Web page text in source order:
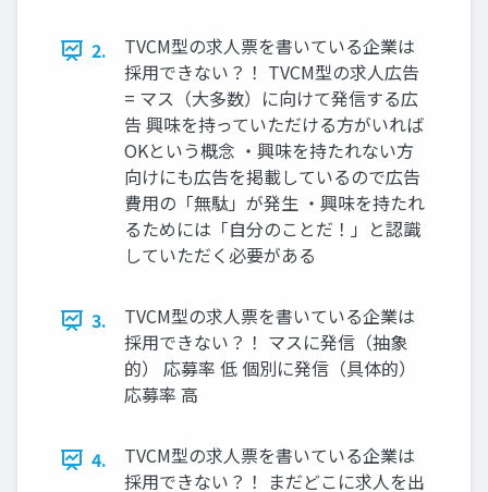
2.
TVCM型の求人票を書いている企業は
採用できない？！ TVCM型の求人広告
= マス（大多数）に向けて発信する広
告 興味を持っていただける方がいれば
OKという概念 ・興味を持たれない方
向けにも広告を掲載しているので広告
費用の「無駄」が発生 ・興味を持たれ
るためには「自分のことだ！」と認識
していただく必要がある
3.
TVCM型の求人票を書いている企業は
採用できない？！ マスに発信（抽象
的） 応募率 低 個別に発信（具体的）
応募率 高
4.
TVCM型の求人票を書いている企業は
採用できない？！ まだどこに求人を出